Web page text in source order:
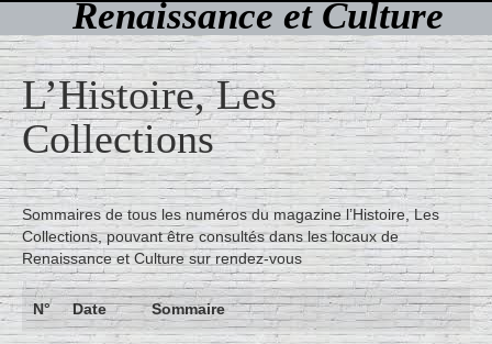
Renaissance et Culture
L’Histoire, Les
Collections
Sommaires de tous les numéros du magazine l’Histoire, Les
Collections, pouvant être consultés dans les locaux de
Renaissance et Culture sur rendez-vous
N° Date Sommaire